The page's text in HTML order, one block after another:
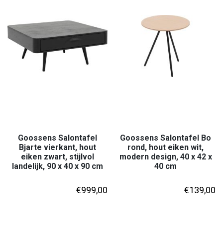
Goossens Salontafel
Bjarte vierkant, hout
eiken zwart, stijlvol
landelijk, 90 x 40 x 90 cm
€999,00
Goossens Salontafel Bo
rond, hout eiken wit,
modern design, 40 x 42 x
40 cm
€139,00